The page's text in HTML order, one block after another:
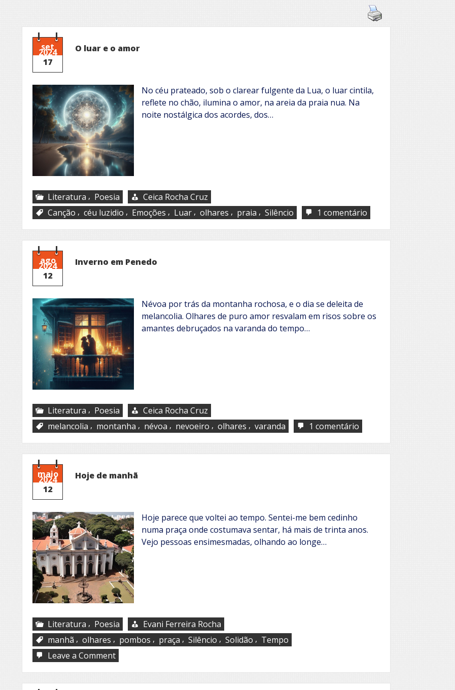
set
2024
17
O luar e o amor
No céu prateado, sob o clarear fulgente da Lua, o luar cintila,
reflete no chão, ilumina o amor, na areia da praia nua. Na
noite nostálgica dos acordes, dos…
Literatura , Poesia
Ceica Rocha Cruz
Canção , céu luzidio , Emoções , Luar , olhares , praia , Silêncio 1 comentário
O
luar
e
ago
2024
12
Inverno em Penedo
Névoa por trás da montanha rochosa, e o dia se deleita de
melancolia. Olhares de puro amor resvalam em risos sobre os
amantes debruçados na varanda do tempo…
Literatura , Poesia
Ceica Rocha Cruz
melancolia , montanha , névoa , nevoeiro , olhares , varanda 1 comentário
Inverno
em
Penedo
maio
2024
12
Hoje de manhã
Hoje parece que voltei ao tempo. Sentei-me bem cedinho
numa praça onde costumava sentar, há mais de trinta anos.
Vejo pessoas ensimesmadas, olhando ao longe…
Literatura , Poesia
Evani Ferreira Rocha
manhã , olhares , pombos , praça , Silêncio , Solidão , Tempo
Leave a Commenton
Hoje
de
manhã